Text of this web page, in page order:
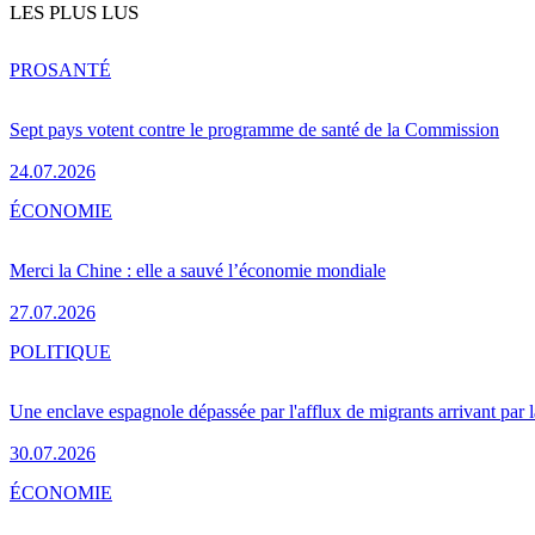
LES PLUS LUS
Sept pays votent contre le programme de santé de la Commission
24.07.2026
PROSANTÉ
Merci la Chine : elle a sauvé l’économie mondiale
27.07.2026
ÉCONOMIE
Une enclave espagnole dépassée par l'afflux de migrants arrivant par
30.07.2026
POLITIQUE
ÉCONOMIE